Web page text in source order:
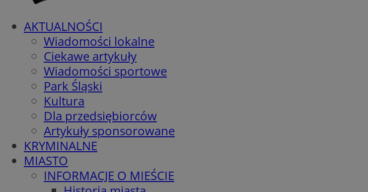
AKTUALNOŚCI
Wiadomości lokalne
Ciekawe artykuły
Wiadomości sportowe
Park Śląski
Kultura
Dla przedsiębiorców
Artykuły sponsorowane
KRYMINALNE
MIASTO
INFORMACJE O MIEŚCIE